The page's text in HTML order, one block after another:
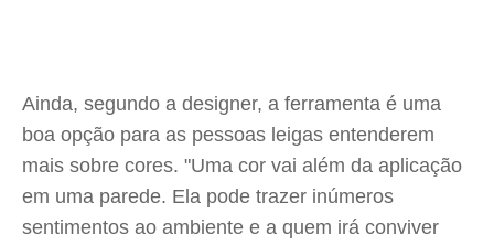
Ainda, segundo a designer, a ferramenta é uma
boa opção para as pessoas leigas entenderem
mais sobre cores. "Uma cor vai além da aplicação
em uma parede. Ela pode trazer inúmeros
sentimentos ao ambiente e a quem irá conviver